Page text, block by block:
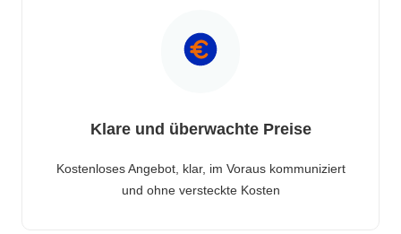
Klare und überwachte Preise
Kostenloses Angebot, klar, im Voraus kommuniziert
und ohne versteckte Kosten